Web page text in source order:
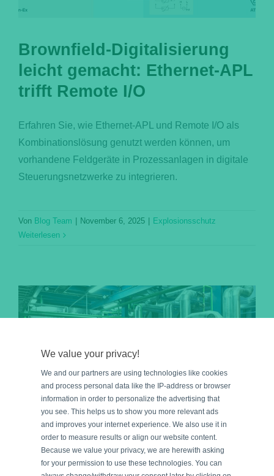
Brownfield-Digitalisierung
leicht gemacht: Ethernet-APL
trifft Remote I/O
Erfahren Sie, wie Ethernet-APL und Remote I/O als
Kombinationslösung genutzt werden können, um
vorhandene Feldgeräte in Prozessanlagen in digitale
Steuerungsnetzwerke zu integrieren.
Von Blog Team November 6, 2025
Explosionsschutz
Weiterlesen
Leistungsaufnahme und
We value your privacy!
We and our partners are using technologies like cookies
and process personal data like the IP-address or browser
information in order to personalize the advertising that
you see. This helps us to show you more relevant ads
and improves your internet experience. We also use it in
order to measure results or align our website content.
Because we value your privacy, we are herewith asking
for your permission to use these technologies. You can